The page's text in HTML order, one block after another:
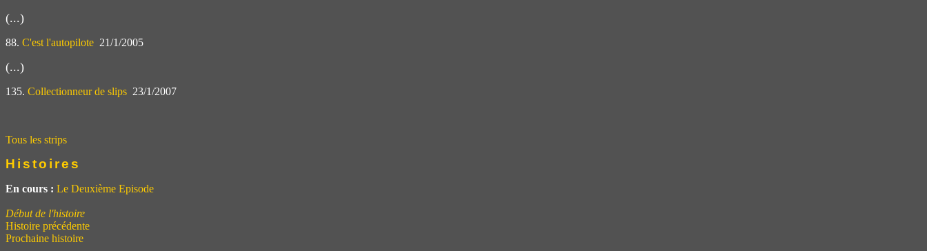
(...)
88. C'est l'autopilote 21/1/2005
(...)
135. Collectionneur de slips 23/1/2007
Tous les strips
Histoires
En cours : Le Deuxième Episode
Début de l'histoire
Histoire précédente
Prochaine histoire